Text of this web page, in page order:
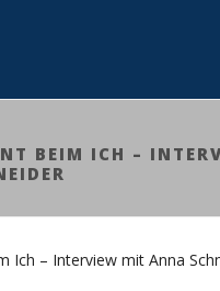
BEIM ICH –